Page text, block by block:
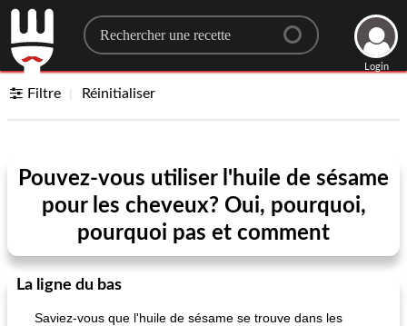
Search for a recipe
Login
Filtre Réinitialiser
Pouvez-vous utiliser l'huile de sésame
pour les cheveux? Oui, pourquoi,
pourquoi pas et comment
La ligne du bas
Saviez-vous que l'huile de sésame se trouve dans les